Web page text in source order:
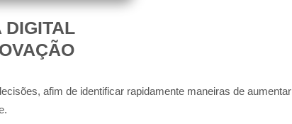
DIGITAL
afim de identificar rapidamente maneiras de aumentar